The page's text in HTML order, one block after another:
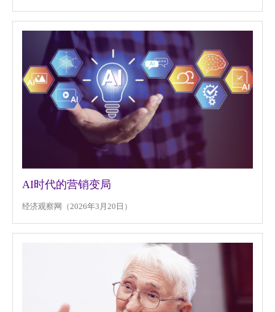
AI时代的营销变局
经济观察网（2026年3月20日）